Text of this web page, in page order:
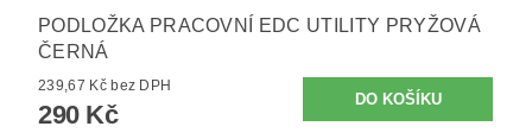
PODLOŽKA PRACOVNÍ EDC UTILITY PRYŽOVÁ
ČERNÁ
239,67 Kč bez DPH
290 Kč